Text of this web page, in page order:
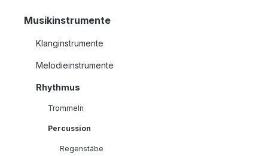
Musikinstrumente
Klanginstrumente
Melodieinstrumente
Rhythmus
Trommeln
Percussion
Regenstäbe